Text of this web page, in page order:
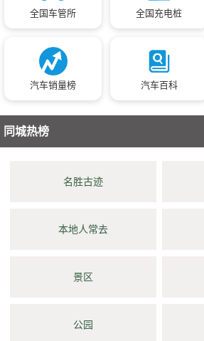
全国车管所 全国充电桩
汽车销量榜 汽车百科
同城热榜
名胜古迹
本地人常去
景区
公园